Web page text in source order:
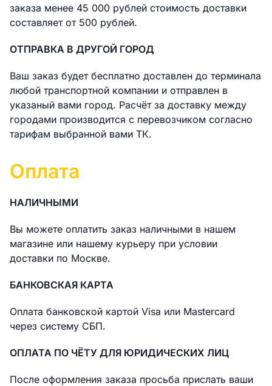
заказа менее 45 000 рублей стоимость доставки
составляет от 500 рублей.
ОТПРАВКА В ДРУГОЙ ГОРОД
Ваш заказ будет бесплатно доставлен до терминала
любой транспортной компании и отправлен в
указаный вами город. Расчёт за доставку между
городами производится с перевозчиком согласно
тарифам выбранной вами ТК.
Оплата
НАЛИЧНЫМИ
Вы можете оплатить заказ наличными в нашем
магазине или нашему курьеру при условии
доставки по Москве.
БАНКОВСКАЯ КАРТА
Оплата банковской картой Visa или Mastercard
через систему СБП.
ОПЛАТА ПО ЧЁТУ ДЛЯ ЮРИДИЧЕСКИХ ЛИЦ
После оформления заказа просьба прислать ваши